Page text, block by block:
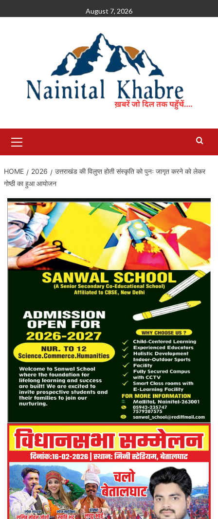
to
August 7, 2026
Menu
HOME 2026
उत्तराखंड की विलुप्त होती संस्कृति को पुनः जागृत करने को लेकर
गोष्ठी का हुआ आयोजन